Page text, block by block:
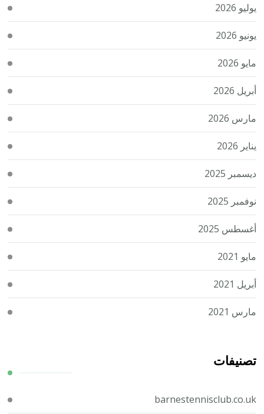
يوليو 2026
يونيو 2026
مايو 2026
أبريل 2026
مارس 2026
يناير 2026
ديسمبر 2025
نوفمبر 2025
أغسطس 2025
مايو 2021
أبريل 2021
مارس 2021
تصنيفات
barnestennisclub.co.uk